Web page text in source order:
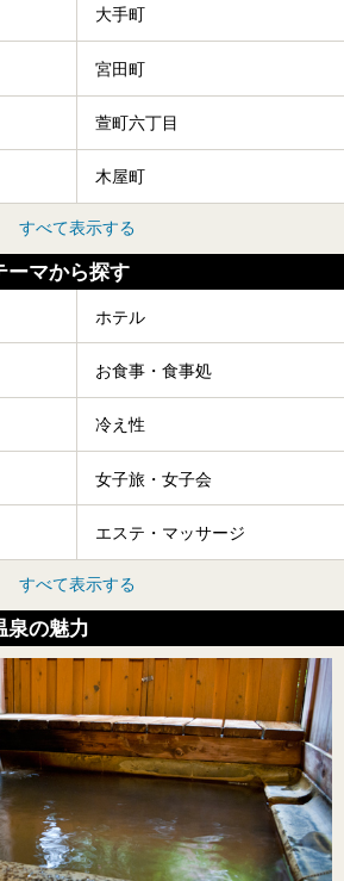
大手町
宮田町
萱町六丁目
木屋町
すべて表示する
ーマから探す
ホテル
お食事・食事処
冷え性
女子旅・女子会
エステ・マッサージ
すべて表示する
泉の魅力